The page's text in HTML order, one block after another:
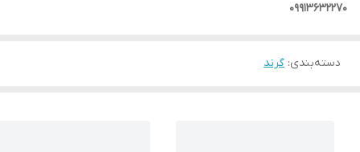
09913632270
دسته‌بندی: گرند